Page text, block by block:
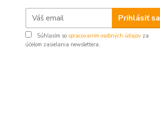
Prihlásiť sa
Súhlasím so spracovaním osobných údajov za
účelom zasielania newslettera.